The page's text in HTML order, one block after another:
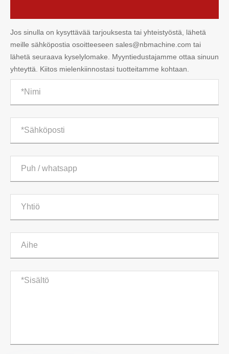
Jos sinulla on kysyttävää tarjouksesta tai yhteistyöstä, lähetä
meille sähköpostia osoitteeseen sales@nbmachine.com tai
lähetä seuraava kyselylomake. Myyntiedustajamme ottaa sinuun
yhteyttä. Kiitos mielenkiinnostasi tuotteitamme kohtaan.